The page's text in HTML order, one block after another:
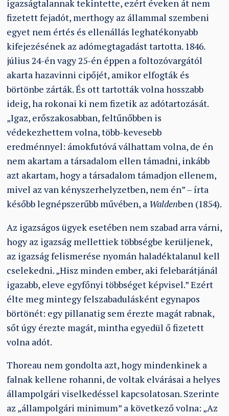
igazságtalannak tekintette, ezért éveken át nem
fizetett fejadót, merthogy az állammal szembeni
egyet nem értés és ellenállás leghatékonyabb
kifejezésének az adómegtagadást tartotta. 1846.
július 24-én vagy 25-én éppen a foltozóvargától
akarta hazavinni cipőjét, amikor elfogták és
börtönbe zárták. És ott tartották volna hosszabb
ideig, ha rokonai ki nem fizetik az adótartozását.
„Igaz, erőszakosabban, feltűnőbben is
védekezhettem volna, több-kevesebb
eredménnyel: ámokfutóvá válhattam volna, de én
nem akartam a társadalom ellen támadni, inkább
azt akartam, hogy a társadalom támadjon ellenem,
mivel az van kényszerhelyzetben, nem én” – írta
később legnépszerűbb művében, a Waldenben (1854).
Az igazságos ügyek esetében nem szabad arra várni,
hogy az igazság mellettiek többségbe kerüljenek,
az igazság felismerése nyomán haladéktalanul kell
cselekedni. „Hisz minden ember, aki felebarátjánál
igazabb, eleve egyfőnyi többséget képvisel.” Ezért
élte meg mintegy felszabadulásként egynapos
börtönét: egy pillanatig sem érezte magát rabnak,
sőt úgy érezte magát, mintha egyedül ő fizetett
volna adót.
Thoreau nem gondolta azt, hogy mindenkinek a
falnak kellene rohanni, de voltak elvárásai a helyes
állampolgári viselkedéssel kapcsolatosan. Szerinte
az „állampolgári minimum” a következő volna: „Az